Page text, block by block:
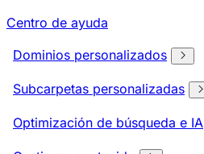
Centro de ayuda
Dominios personalizados
Subcarpetas personalizadas
Optimización de búsqueda e IA